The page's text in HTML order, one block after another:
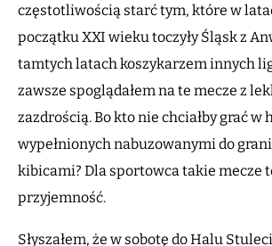
częstotliwością starć tym, które w
początku XXI wieku toczyły Śląsk z
tamtych latach koszykarzem innych
zawsze spoglądałem na te mecze z
zazdrością. Bo kto nie chciałby grać w
wypełnionych nabuzowanymi do
kibicami? Dla sportowca takie mecze
przyjemność.
Słyszałem, że w sobotę do Halu